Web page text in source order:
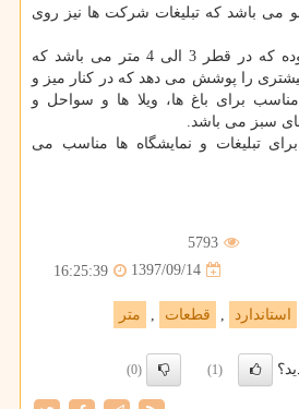
الی 2/50 و 3 موجو می باشد که تبلیغات شرکت ها نیز روی
نوع دیگر چتر پایه کنار بوده که در قطر 3 الی 4 متر می باشد که
را پوشش می دهد که در کنار میز و
برای باغ ها، ویلا ها و سواحل و
های سبز می باشد.
تبلیغات و نمایشگاه ها مناسب می
5793
1397/09/14
16:25:39
استاندارد قطعات متر
(1)
(0)